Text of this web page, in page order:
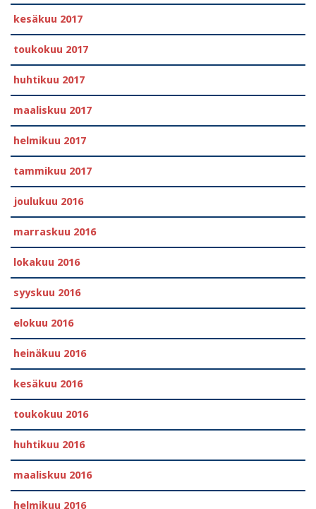
kesäkuu 2017
toukokuu 2017
huhtikuu 2017
maaliskuu 2017
helmikuu 2017
tammikuu 2017
joulukuu 2016
marraskuu 2016
lokakuu 2016
syyskuu 2016
elokuu 2016
heinäkuu 2016
kesäkuu 2016
toukokuu 2016
huhtikuu 2016
maaliskuu 2016
helmikuu 2016